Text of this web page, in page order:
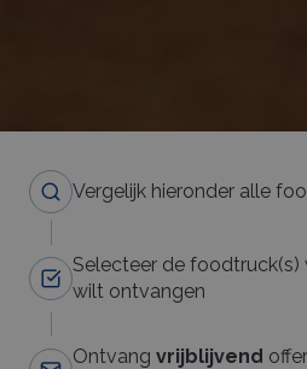
Vergelijk hieronder alle
Selecteer de foodtruck(s)
wilt ontvangen
Ontvang vrijblijvend